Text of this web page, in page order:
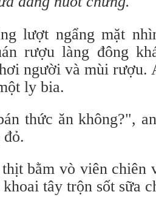
lượt ngẩng mặt
rượu làng đông
người và mùi rượu.
ly bia.
thức ăn không?",
bằm vò viên chiên
tây trộn sốt sữa